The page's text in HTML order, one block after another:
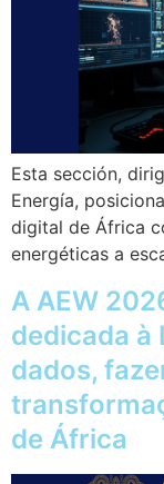
Esta sección,
Energía,
digital de África
energéticas a
A AEW
dedicada à
dados,
de África